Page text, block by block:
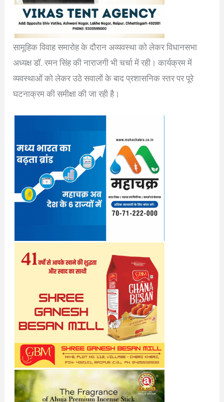
सामूहिक विवाह समारोह के दौरान अव्यवस्था को लेकर विधानसभा
अध्यक्ष डॉ. रमन सिंह की नाराजगी भी चर्चा में रही। कार्यक्रम में
व्यवस्थाओं को लेकर उठे सवालों के बाद प्रशासनिक स्तर पर पूरे
घटनाक्रम की समीक्षा की जा रही है।